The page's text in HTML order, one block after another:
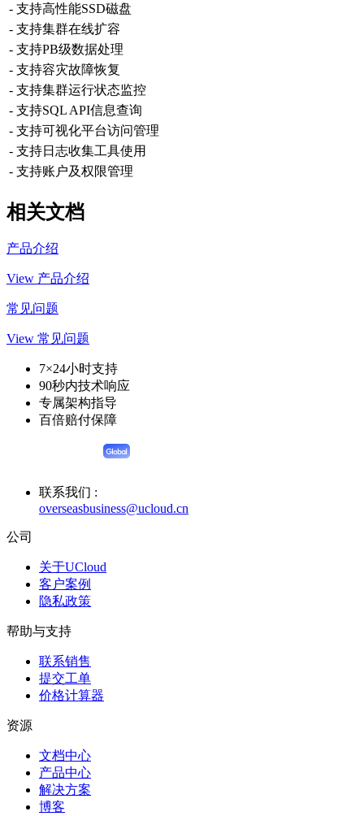
- 支持高性能SSD磁盘
- 支持集群在线扩容
- 支持PB级数据处理
- 支持容灾故障恢复
- 支持集群运行状态监控
- 支持SQL API信息查询
- 支持可视化平台访问管理
- 支持日志收集工具使用
- 支持账户及权限管理
相关文档
产品介绍
View 产品介绍
常见问题
View 常见问题
7×24小时支持
90秒内技术响应
专属架构指导
百倍赔付保障
联系我们 :
overseasbusiness@ucloud.cn
公司
关于UCloud
客户案例
隐私政策
帮助与支持
联系销售
提交工单
价格计算器
资源
文档中心
产品中心
解决方案
博客